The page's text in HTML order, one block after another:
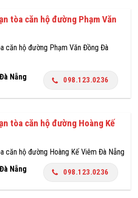
tòa căn hộ đường Phạm Văn
căn hộ đường Phạm Văn Đồng Đà
Nẵng
098.123.0236
tòa căn hộ đường Hoàng Kế
căn hộ đường Hoàng Kế Viêm Đà Nẵng
Nẵng
098.123.0236